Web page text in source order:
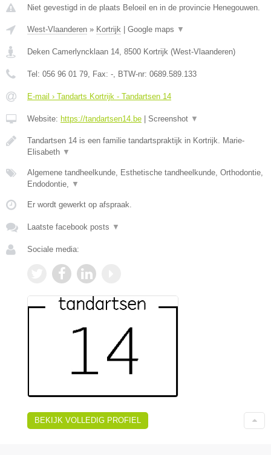
Niet gevestigd in de plaats Beloeil en in de provincie Henegouwen.
West-Vlaanderen » Kortrijk Google maps ▼
Deken Camerlyncklaan 14, 8500 Kortrijk (West-Vlaanderen)
Tel: 056 96 01 79, Fax: -, BTW-nr: 0689.589.133
E-mail › Tandarts Kortrijk - Tandartsen 14
Website: https://tandartsen14.be Screenshot ▼
Tandartsen 14 is een familie tandartspraktijk in Kortrijk. Marie-
Elisabeth ▼
Algemene tandheelkunde, Esthetische tandheelkunde, Orthodontie,
Endodontie, ▼
Er wordt gewerkt op afspraak.
Laatste facebook posts ▼
Sociale media:
BEKIJK VOLLEDIG PROFIEL